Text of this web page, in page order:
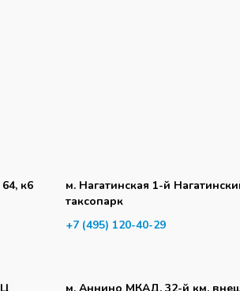
к6
м. Нагатинская 1-й
таксопарк
+7 (495) 120-40-29